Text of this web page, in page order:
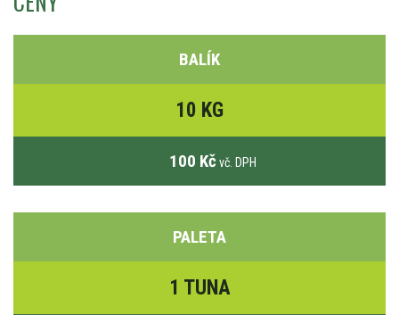
BALÍK
10 KG
100 Kč vč. DPH
PALETA
1 TUNA